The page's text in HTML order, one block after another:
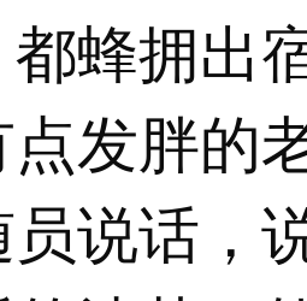
蜂拥出
发胖的
说话，